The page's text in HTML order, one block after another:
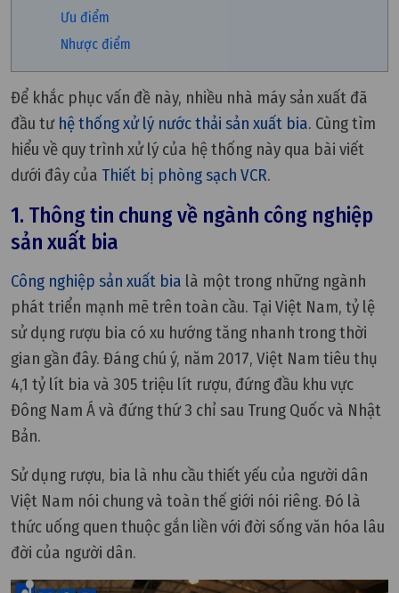
Ưu điểm
Nhược điểm
Để khắc phục vấn đề này, nhiều nhà máy sản xuất đã
đầu tư hệ thống xử lý nước thải sản xuất bia. Cùng tìm
hiểu về quy trình xử lý của hệ thống này qua bài viết
dưới đây của Thiết bị phòng sạch VCR.
1. Thông tin chung về ngành công nghiệp
sản xuất bia
Công nghiệp sản xuất bia là một trong những ngành
phát triển mạnh mẽ trên toàn cầu. Tại Việt Nam, tỷ lệ
sử dụng rượu bia có xu hướng tăng nhanh trong thời
gian gần đây. Đáng chú ý, năm 2017, Việt Nam tiêu thụ
4,1 tỷ lít bia và 305 triệu lít rượu, đứng đầu khu vực
Đông Nam Á và đứng thứ 3 chỉ sau Trung Quốc và Nhật
Bản.
Sử dụng rượu, bia là nhu cầu thiết yếu của người dân
Việt Nam nói chung và toàn thế giới nói riêng. Đó là
thức uống quen thuộc gắn liền với đời sống văn hóa lâu
đời của người dân.